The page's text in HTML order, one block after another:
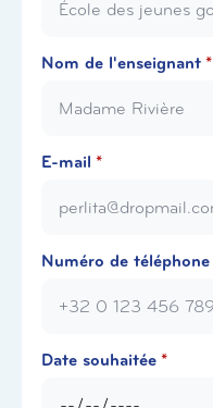
Nom de l'enseignant *
E-mail *
Numéro de téléphone
Date souhaitée *